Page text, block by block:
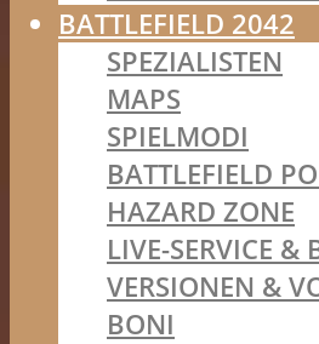
BATTLEFIELD 2042
SPEZIALISTEN
MAPS
SPIELMODI
BATTLEFIELD
HAZARD ZONE
LIVE-SERVICE &
VERSIONEN &
BONI